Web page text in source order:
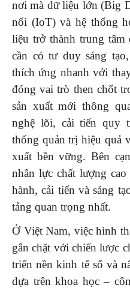
nơi mà dữ liệu lớn (Big
nối (IoT) và hệ thống
liệu trở thành trung
cần có tư duy sáng
thích ứng nhanh với
đóng vai trò then chốt
sản xuất mới thông
nghệ lõi, cải tiến quy
thống quản trị hiệu quả
xuất bền vững. Bên
nhân lực chất lượng
hành, cải tiến và sáng
tảng quan trọng nhất.
Ở Việt Nam, việc hình
gắn chặt với chiến lược
triển nền kinh tế số và
dựa trên khoa học –